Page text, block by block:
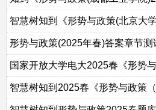
智慧树知到《形势与政策(北京大
形势与政策(2025年春)答案章节测
国家开放大学电大2025春《形势
智慧树知到2025春《形势与政策